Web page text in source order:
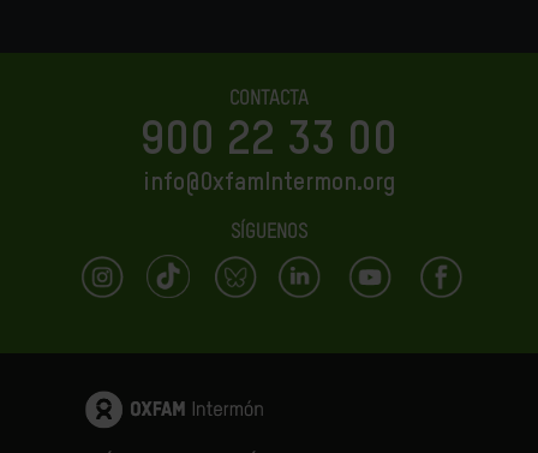
CONTACTA
900 22 33 00
info@OxfamIntermon.org
SÍGUENOS